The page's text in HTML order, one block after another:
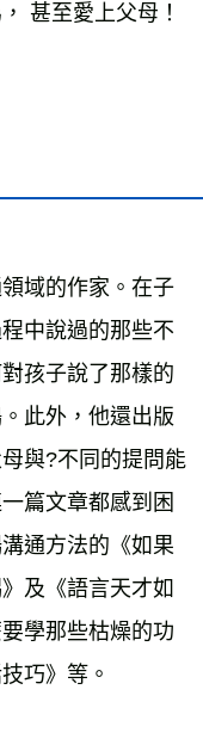
甚至愛上父母！
域的作家。在子
中說過的那些不
孩子說了那樣的
此外，他還出版
與?不同的提問能
篇文章都感到困
通方法的《如果
及《語言天才如
學那些枯燥的功
巧》等。